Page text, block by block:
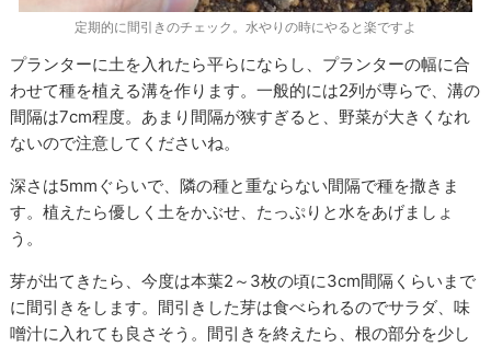
定期的に間引きのチェック。水やりの時にやると楽ですよ
プランターに土を入れたら平らにならし、プランターの幅に合
わせて種を植える溝を作ります。一般的には2列が専らで、溝の
間隔は7cm程度。あまり間隔が狭すぎると、野菜が大きくなれ
ないので注意してくださいね。
深さは5mmぐらいで、隣の種と重ならない間隔で種を撒きま
す。植えたら優しく土をかぶせ、たっぷりと水をあげましょ
う。
芽が出てきたら、今度は本葉2～3枚の頃に3cm間隔くらいまで
に間引きをします。間引きした芽は食べられるのでサラダ、味
噌汁に入れても良さそう。間引きを終えたら、根の部分を少し